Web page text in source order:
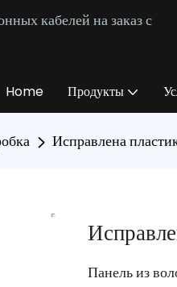
кабелей на заказ с
Home Продукты
Исправлена
Панель из